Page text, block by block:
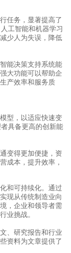
任务，显著提高了
工智能和机器学习
少人为失误，降低
能决策支持系统能
大功能可以帮助企
产效率和服务质
型，以适应快速变
具备更高的创新能
变得更加便捷，资
成本，提升效率，
和可持续化。通过
现从传统制造业向
，企业和领导者需
业挑战。
、研究报告和行业
资料为文章提供了